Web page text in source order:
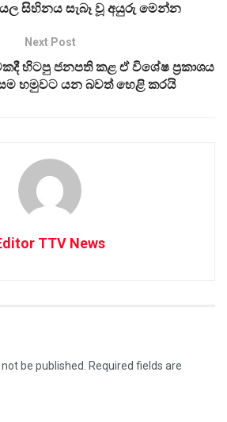
සිහිනය සැබෑ වූ අයුරු මෙන්න
Next Post
හිටපු ජනපති කළ ඒ විශේෂ ප්‍රකාශය
හමුවට යන බවත් හෙළි කරයි
TTV News
be published.
Required fields are